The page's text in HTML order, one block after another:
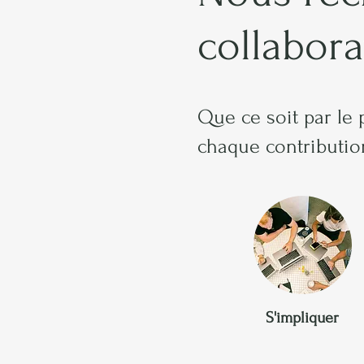
Que ce soit par le
chaque
S'impliquer